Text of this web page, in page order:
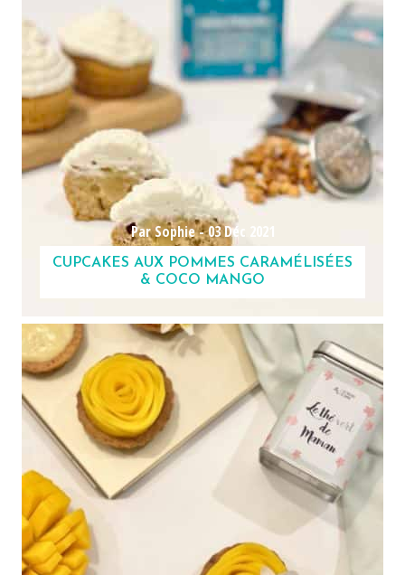
Par Sophie -03 Déc 2021
CUPCAKES AUX POMMES CARAMÉLISÉES
& COCO MANGO